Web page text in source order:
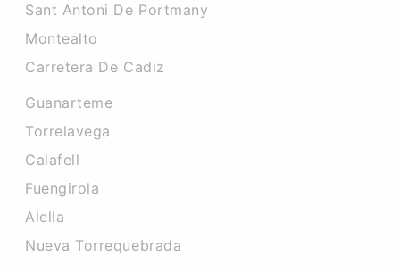
Sant Antoni De Portmany
Montealto
Carretera De Cadiz
Guanarteme
Torrelavega
Calafell
Fuengirola
Alella
Nueva Torrequebrada